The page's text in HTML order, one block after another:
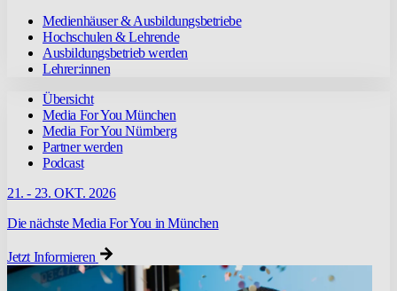
Medienhäuser & Ausbildungsbetriebe
Hochschulen & Lehrende
Ausbildungsbetrieb werden
Lehrer:innen
Übersicht
Media For You München
Media For You Nürnberg
Partner werden
Podcast
21. - 23. OKT. 2026
Die nächste Media For You in München
Jetzt Informieren